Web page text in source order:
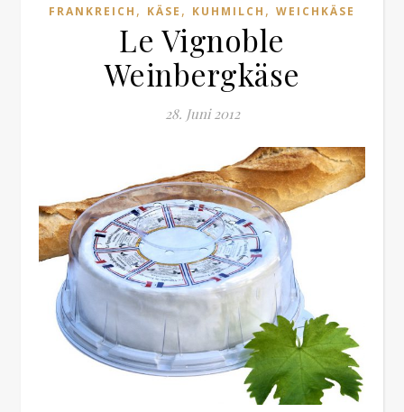
FRANKREICH , KÄSE , KUHMILCH , WEICHKÄSE
Le Vignoble
Weinbergkäse
28. Juni 2012